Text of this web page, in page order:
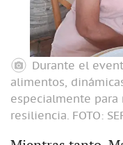
Durante el
alimentos,
especialmente para
resiliencia. FOTO: